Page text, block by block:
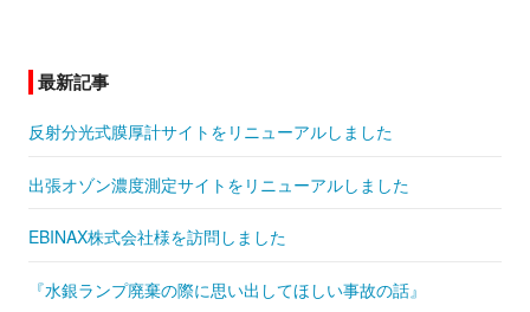
最新記事
反射分光式膜厚計サイトをリニューアルしました
出張オゾン濃度測定サイトをリニューアルしました
EBINAX株式会社様を訪問しました
『水銀ランプ廃棄の際に思い出してほしい事故の話』